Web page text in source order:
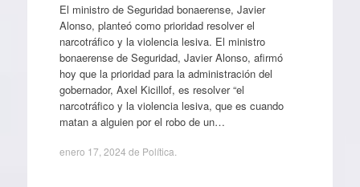
El ministro de Seguridad bonaerense, Javier
Alonso, planteó como prioridad resolver el
narcotráfico y la violencia lesiva. El ministro
bonaerense de Seguridad, Javier Alonso, afirmó
hoy que la prioridad para la administración del
gobernador, Axel Kicillof, es resolver “el
narcotráfico y la violencia lesiva, que es cuando
matan a alguien por el robo de un…
enero 17, 2024 de Política